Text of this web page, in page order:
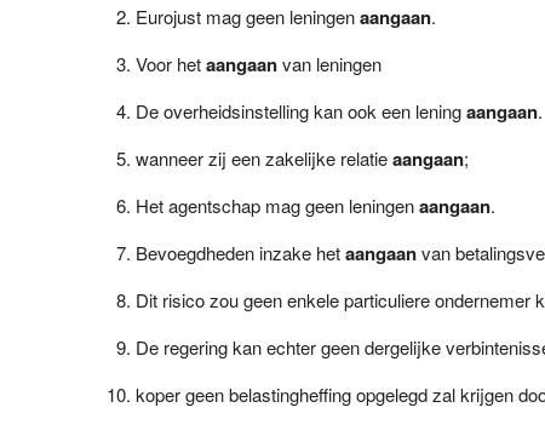
Eurojust mag geen leningenaangaan.
Voor hetaangaanvan leningen
De overheidsinstelling kan ook een leningaangaan.
wanneer zij een zakelijke relatieaangaan;
Het agentschap mag geen leningenaangaan.
Bevoegdheden inzake hetaangaanvan
Dit risico zou geen enkele particuliere ondernemer
De regering kan echter geen dergelijke
koper geen belastingheffing opgelegd zal krijgen